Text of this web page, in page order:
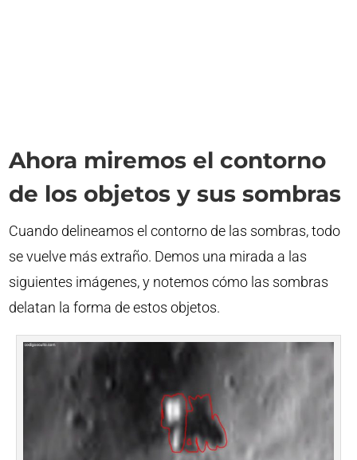
Ahora miremos el contorno
de los objetos y sus sombras
Cuando delineamos el contorno de las sombras, todo
se vuelve más extraño. Demos una mirada a las
siguientes imágenes, y notemos cómo las sombras
delatan la forma de estos objetos.